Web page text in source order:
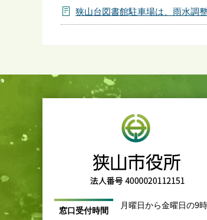
狭山台図書館駐車場は、雨水調
窓口受付時間
月曜日から金曜日の9